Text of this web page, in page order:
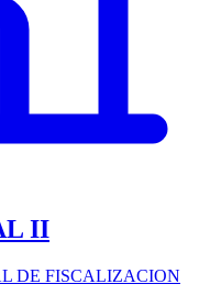
II
DE FISCALIZACION